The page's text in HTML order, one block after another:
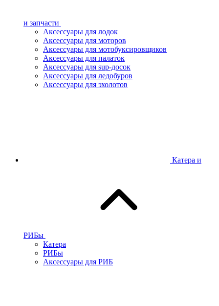
и запчасти
Аксессуары для лодок
Аксессуары для моторов
Аксессуары для мотобуксировщиков
Аксессуары для палаток
Аксессуары для sup-досок
Аксессуары для ледобуров
Аксессуары для эхолотов
Катера и
РИБы
Катера
РИБы
Аксессуары для РИБ